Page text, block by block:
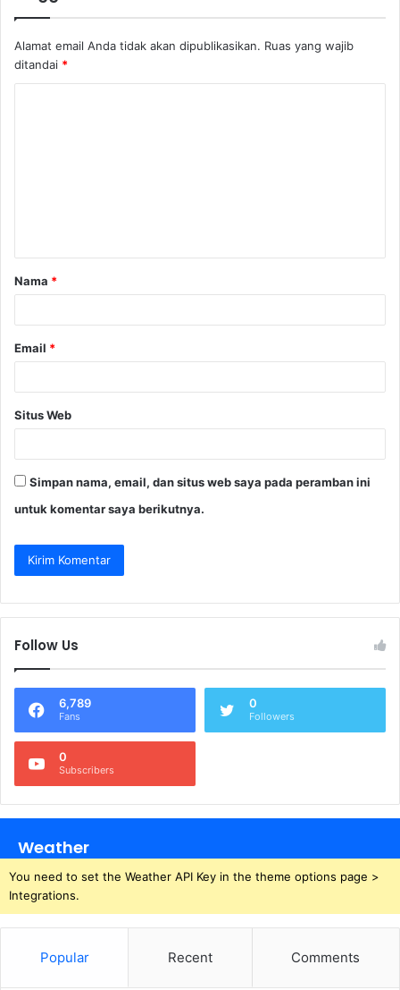
Alamat email Anda tidak akan dipublikasikan. Ruas yang wajib
ditandai *
a
r
Nama *
Email *
Situs Web
Simpan nama, email, dan situs web saya pada peramban ini
untuk komentar saya berikutnya.
Follow Us
6,789
Fans
0
Followers
0
Subscribers
Weather
You need to set the Weather API Key in the theme options page >
Integrations.
Popular Recent Comments